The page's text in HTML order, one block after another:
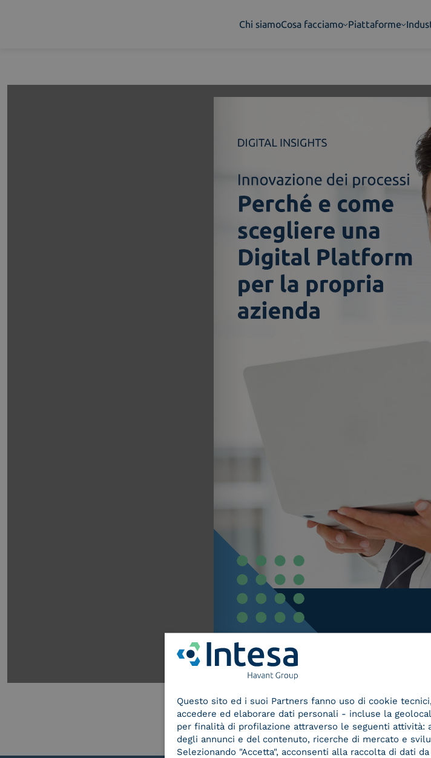
Chi siamoCosa facciamo Piattaforme
Questo sito ed i suoi Partners fanno uso di cookie
accedere ed elaborare dati personali - incluse la
per finalità di profilazione attraverso le seguenti attività:
degli annunci e del contenuto, ricerche di mercato e
Selezionando "Accetta", acconsenti alla raccolta di dati